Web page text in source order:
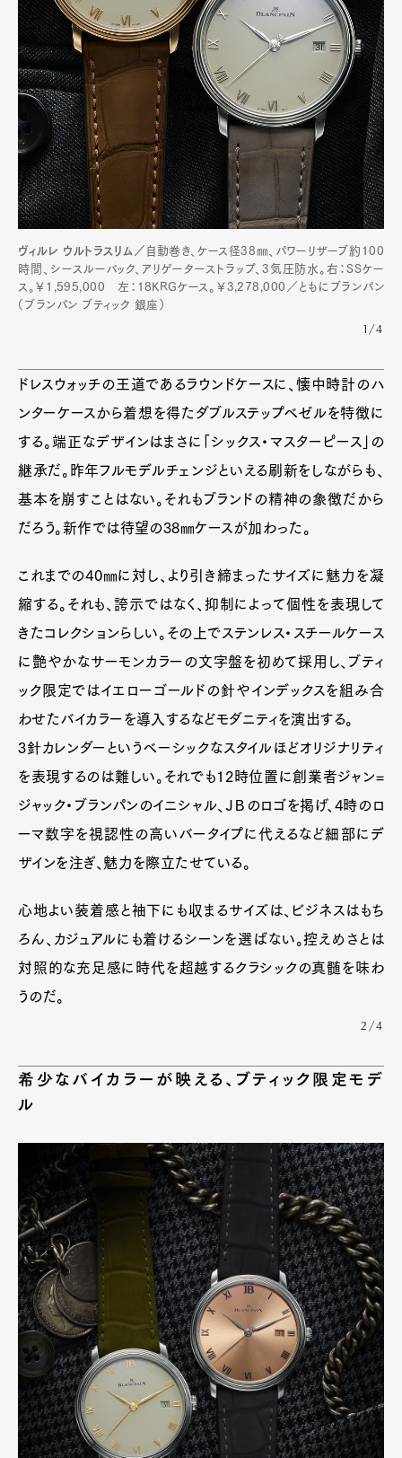
Pen Membership
Magazine
Official Columnist
About
Contact
Pen Meet
Pen international
ヴィルレ ウルトラスリム／ 自動巻き、ケース径38㎜、パワーリザーブ約100
時間、シースルーバック、アリゲーターストラップ、3気圧防水。右：SSケー
ス。￥1,595,000 左：18KRGケース。￥3,278,000／ともにブランパン
（ブランパン ブティック 銀座）
1/4
ドレスウォッチの王道であるラウンドケースに、懐中時計のハ
ンターケースから着想を得たダブルステップベゼルを特徴に
する。端正なデザインはまさに「シックス・マスターピース」の
継承だ。昨年フルモデルチェンジといえる刷新をしながらも、
基本を崩すことはない。それもブランドの精神の象徴だから
だろう。新作では待望の38㎜ケースが加わった。
これまでの40㎜に対し、より引き締まったサイズに魅力を凝
縮する。それも、誇示ではなく、抑制によって個性を表現して
きたコレクションらしい。その上でステンレス・スチールケース
に艶やかなサーモンカラーの文字盤を初めて採用し、ブティ
ック限定ではイエローゴールドの針やインデックスを組み合
わせたバイカラーを導入するなどモダニティを演出する。
3針カレンダーというベーシックなスタイルほどオリジナリティ
を表現するのは難しい。それでも12時位置に創業者ジャン=
ジャック・ブランパンのイニシャル、ＪＢのロゴを掲げ、4時のロ
ーマ数字を視認性の高いバータイプに代えるなど細部にデ
ザインを注ぎ、魅力を際立たせている。
心地よい装着感と袖下にも収まるサイズは、ビジネスはもち
ろん、カジュアルにも着けるシーンを選ばない。控えめさとは
対照的な充足感に時代を超越するクラシックの真髄を味わ
うのだ。
2/4
希少なバイカラーが映える、ブティック限定モデ
ル